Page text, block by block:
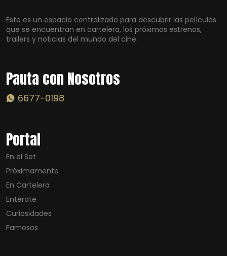
Este es un espacio centralizado para descubrir las películas
que se encuentran en cartelera, los próximos estrenos,
trailers y noticias del mundo del cine.
Pauta con Nosotros
6677-0198
Portal
En el Set
Próximamente
En Cartelera
Entérate
Curiosidades
Famosos